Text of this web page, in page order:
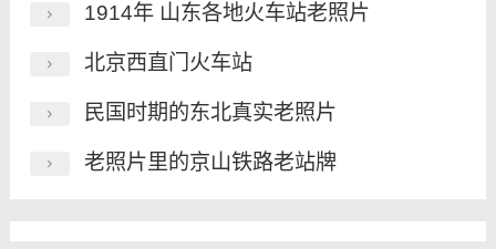
1914年 山东各地火车站老照片
北京西直门火车站
民国时期的东北真实老照片
老照片里的京山铁路老站牌